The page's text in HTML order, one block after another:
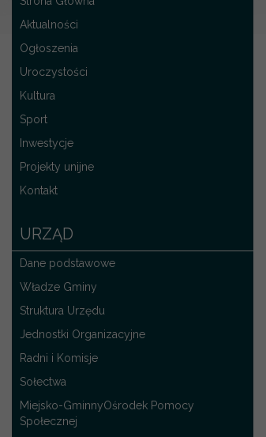
Aktualności
Ogłoszenia
Uroczystości
Kultura
Sport
Inwestycje
Projekty unijne
Kontakt
URZĄD
Dane podstawowe
Władze Gminy
Struktura Urzędu
Jednostki Organizacyjne
Radni i Komisje
Sołectwa
Miejsko-GminnyOśrodek Pomocy
Społecznej